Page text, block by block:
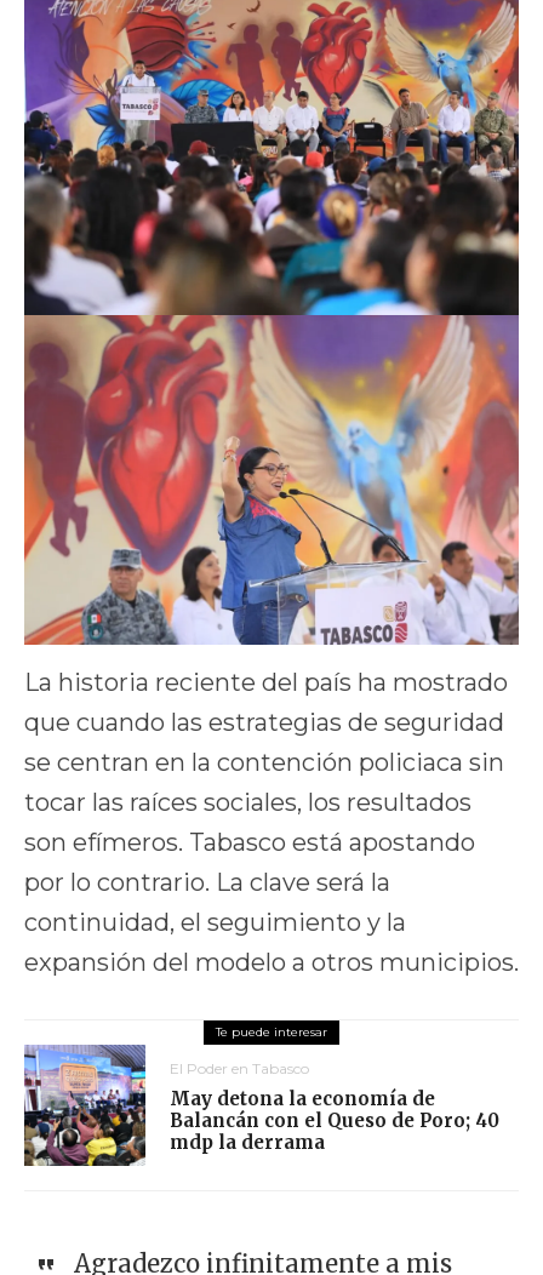
La historia reciente del país ha mostrado
que cuando las estrategias de seguridad
se centran en la contención policiaca sin
tocar las raíces sociales, los resultados
son efímeros. Tabasco está apostando
por lo contrario. La clave será la
continuidad, el seguimiento y la
expansión del modelo a otros municipios.
El Poder en Tabasco
May detona la economía de
Balancán con el Queso de Poro; 40
mdp la derrama
Agradezco infinitamente a mis